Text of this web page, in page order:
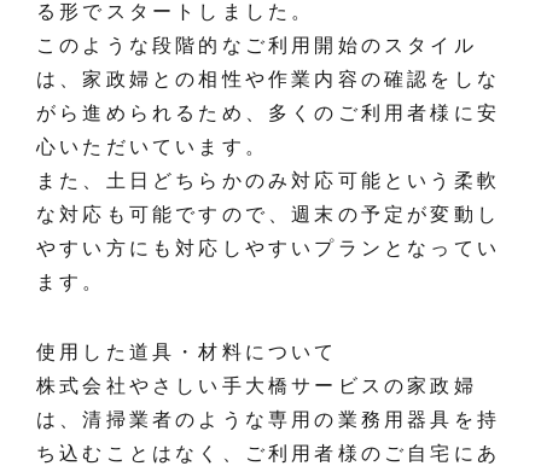
る形でスタートしました。
このような段階的なご利用開始のスタイル
は、家政婦との相性や作業内容の確認をしな
がら進められるため、多くのご利用者様に安
心いただいています。
また、土日どちらかのみ対応可能という柔軟
な対応も可能ですので、週末の予定が変動し
やすい方にも対応しやすいプランとなってい
ます。
使用した道具・材料について
株式会社やさしい手大橋サービスの家政婦
は、清掃業者のような専用の業務用器具を持
ち込むことはなく、ご利用者様のご自宅にあ